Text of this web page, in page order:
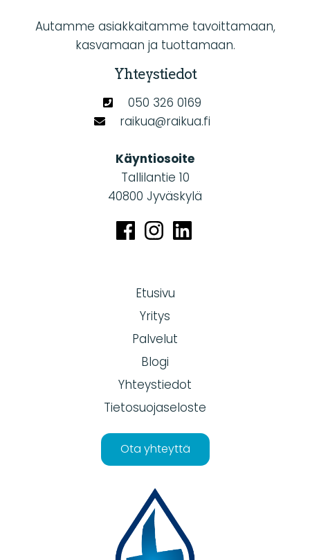
Autamme asiakkaitamme tavoittamaan,
kasvamaan ja tuottamaan.
Yhteystiedot
050 326 0169
raikua@raikua.fi
Käyntiosoite
Tallilantie 10
40800 Jyväskylä
Etusivu
Yritys
Palvelut
Blogi
Yhteystiedot
Tietosuojaseloste
Ota yhteyttä